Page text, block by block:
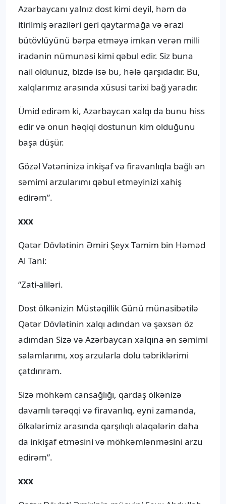
Azərbaycanı yalnız dost kimi deyil, həm də
itirilmiş əraziləri geri qaytarmağa və ərazi
bütövlüyünü bərpa etməyə imkan verən milli
iradənin nümunəsi kimi qəbul edir. Siz buna
nail oldunuz, bizdə isə bu, hələ qarşıdadır. Bu,
xalqlarımız arasında xüsusi tarixi bağ yaradır.
Ümid edirəm ki, Azərbaycan xalqı da bunu hiss
edir və onun həqiqi dostunun kim olduğunu
başa düşür.
Gözəl Vətəninizə inkişaf və firavanlıqla bağlı ən
səmimi arzularımı qəbul etməyinizi xahiş
edirəm”.
xxx
Qətər Dövlətinin Əmiri Şeyx Təmim bin Həməd
Al Tani:
“Zati-aliləri.
Dost ölkənizin Müstəqillik Günü münasibətilə
Qətər Dövlətinin xalqı adından və şəxsən öz
adımdan Sizə və Azərbaycan xalqına ən səmimi
salamlarımı, xoş arzularla dolu təbriklərimi
çatdırıram.
Sizə möhkəm cansağlığı, qardaş ölkənizə
davamlı tərəqqi və firavanlıq, eyni zamanda,
ölkələrimiz arasında qarşılıqlı əlaqələrin daha
da inkişaf etməsini və möhkəmlənməsini arzu
edirəm”.
xxx